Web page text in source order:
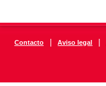
Contacto | Aviso legal |